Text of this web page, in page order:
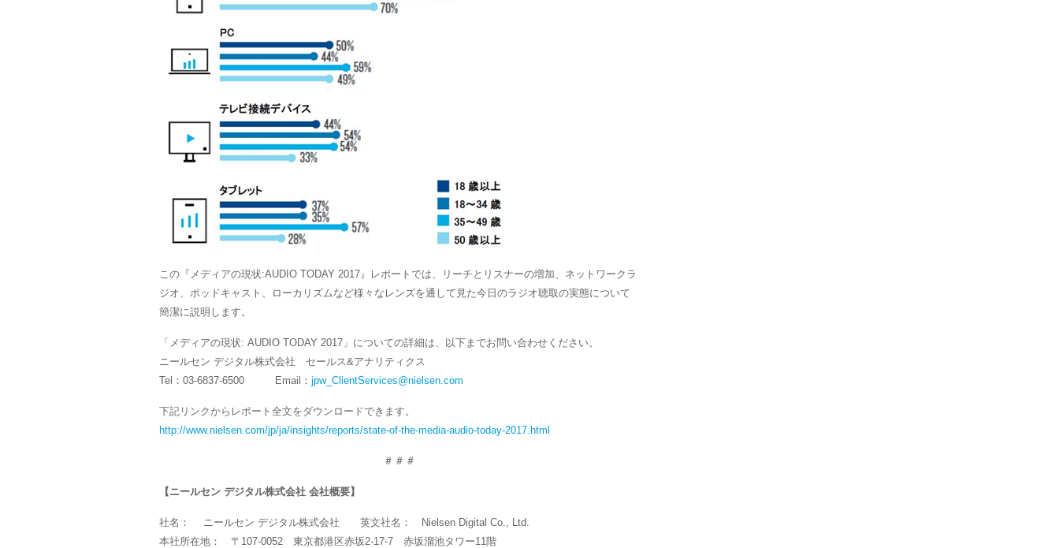
この『メディアの現状:AUDIO TODAY 2017』レポートでは、リーチとリスナーの増加、ネットワークラ
ジオ、ポッドキャスト、ローカリズムなど様々なレンズを通して見た今日のラジオ聴取の実態について
簡潔に説明します。
「メディアの現状: AUDIO TODAY 2017」についての詳細は、以下までお問い合わせください。
ニールセン デジタル株式会社 セールス&アナリティクス
Tel：03-6837-6500 Email： jpw_ClientServices@nielsen.com
下記リンクからレポート全文をダウンロードできます。
http://www.nielsen.com/jp/ja/insights/reports/state-of-the-media-audio-today-2017.html
＃＃＃
【ニールセン デジタル株式会社 会社概要】
社名：
ニールセン デジタル株式会社 英文社名： Nielsen Digital Co., Ltd.
本社所在地： 〒107-0052 東京都港区赤坂2-17-7 赤坂溜池タワー11階